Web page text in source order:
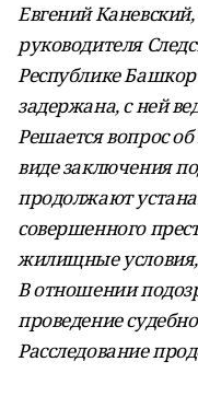
Евгений
руководителя
Республике
задержана, с ней
Решается вопрос
виде заключения
продолжают
совершенного
жилищные
В отношении
проведение
Расследование